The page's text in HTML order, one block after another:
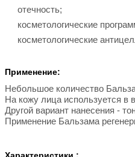
отечность;
косметологические
косметологические
Применение:
Небольшое количество
На кожу лица используется в
Другой вариант нанесения -
Применение Бальзама